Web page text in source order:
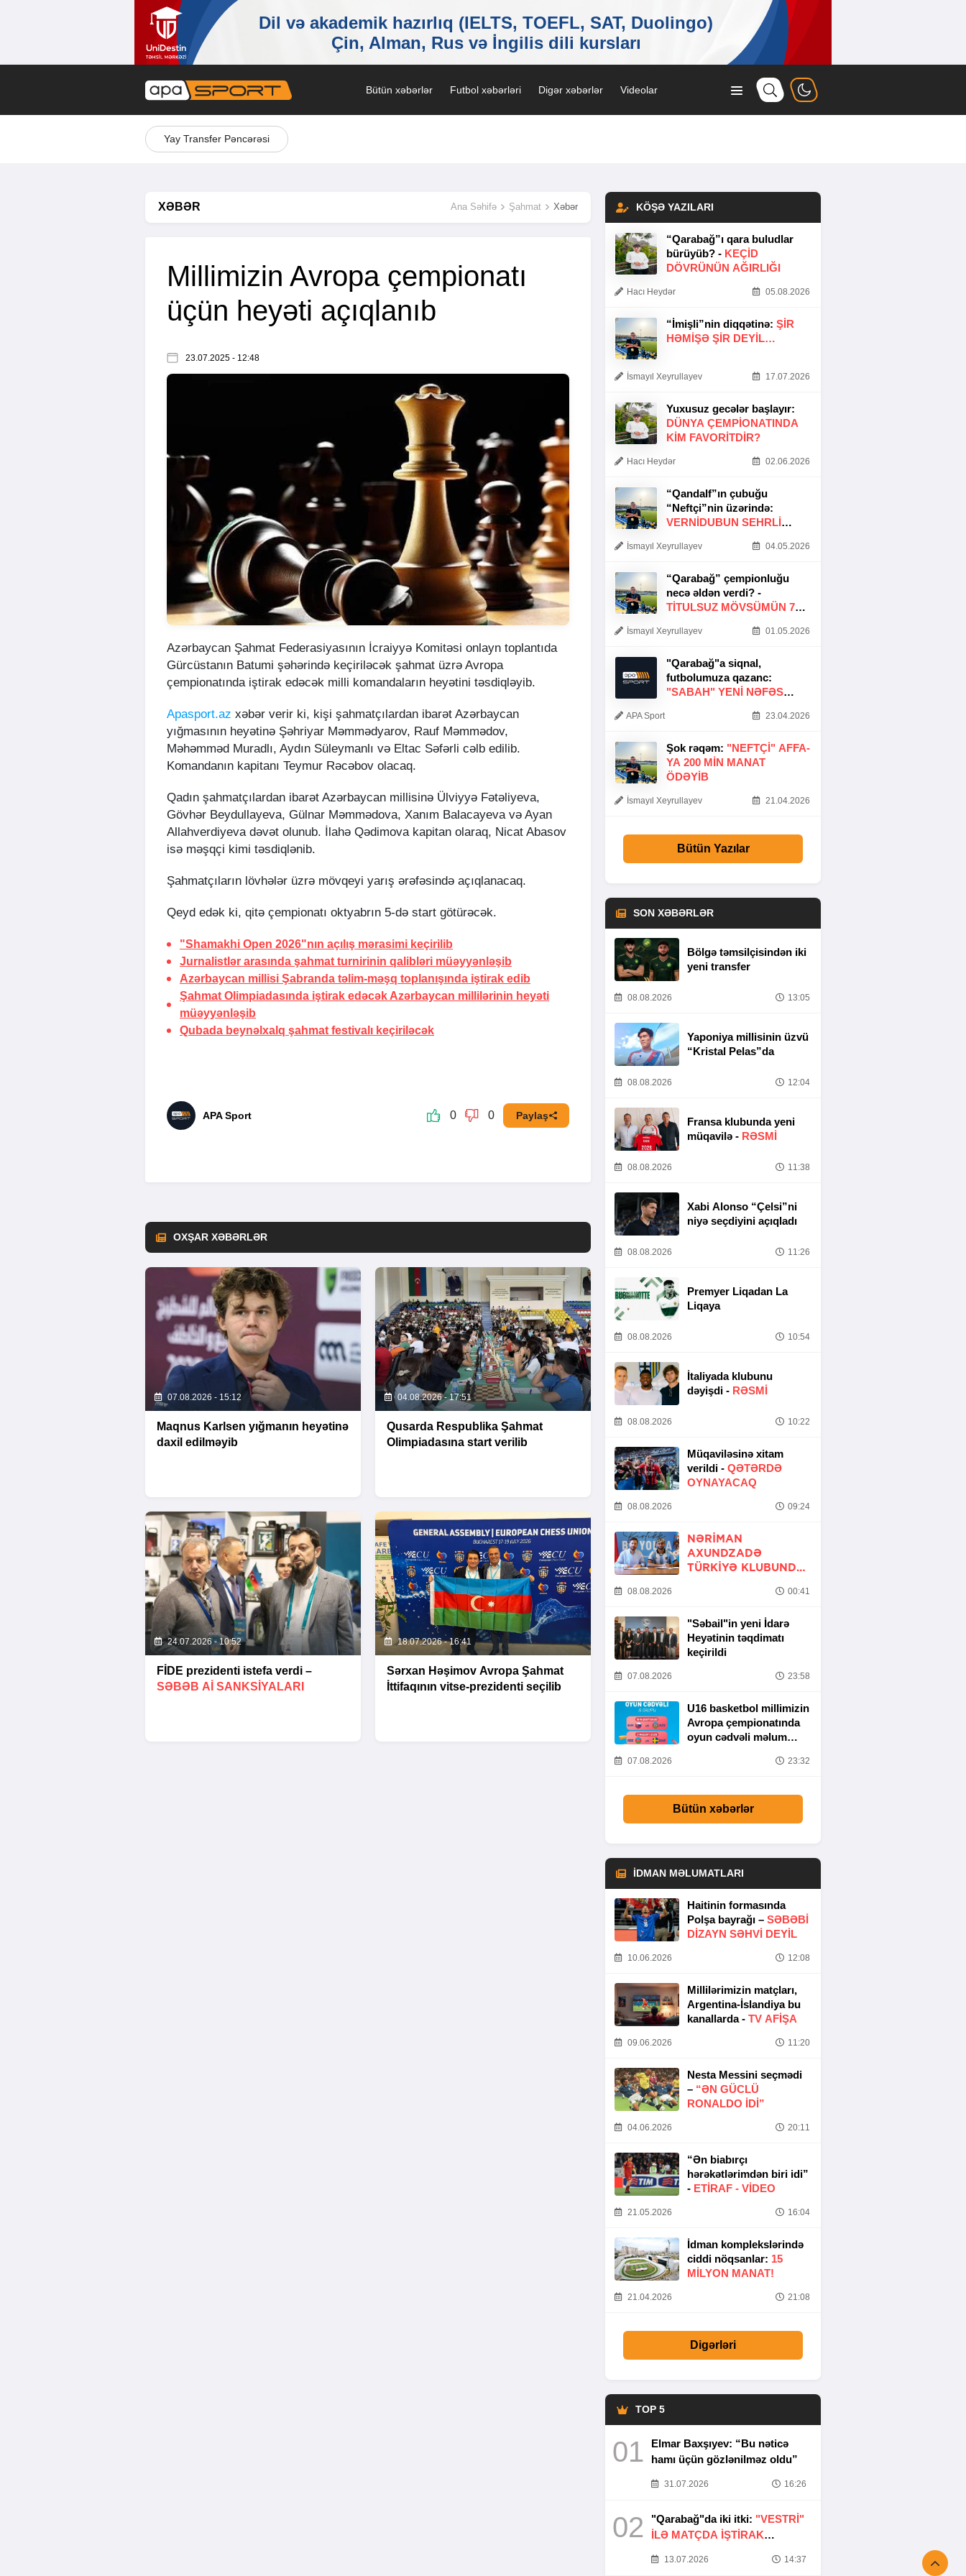
Bütün xəbərlər Futbol xəbərləri Digər xəbərlər Videolar
Yay Transfer Pəncərəsi
XƏBƏR Ana Səhifə Şahmat Xəbər
Millimizin Avropa çempionatı
üçün heyəti açıqlanıb
23.07.2025 - 12:48
Azərbaycan Şahmat Federasiyasının İcraiyyə Komitəsi onlayn toplantıda
Gürcüstanın Batumi şəhərində keçiriləcək şahmat üzrə Avropa
çempionatında iştirak edəcək milli komandaların heyətini təsdiqləyib.
Apasport.az xəbər verir ki, kişi şahmatçılardan ibarət Azərbaycan
yığmasının heyətinə Şəhriyar Məmmədyarov, Rauf Məmmədov,
Məhəmməd Muradlı, Aydın Süleymanlı və Eltac Səfərli cəlb edilib.
Komandanın kapitanı Teymur Rəcəbov olacaq.
Qadın şahmatçılardan ibarət Azərbaycan millisinə Ülviyyə Fətəliyeva,
Gövhər Beydullayeva, Gülnar Məmmədova, Xanım Balacayeva və Ayan
Allahverdiyeva dəvət olunub. İlahə Qədimova kapitan olaraq, Nicat Abasov
isə məşqçi kimi təsdiqlənib.
Şahmatçıların lövhələr üzrə mövqeyi yarış ərəfəsində açıqlanacaq.
Qeyd edək ki, qitə çempionatı oktyabrın 5-də start götürəcək.
"Shamakhi Open 2026"nın açılış mərasimi keçirilib
Jurnalistlər arasında şahmat turnirinin qalibləri müəyyənləşib
Azərbaycan millisi Şabranda təlim-məşq toplanışında iştirak edib
Şahmat Olimpiadasında iştirak edəcək Azərbaycan millilərinin heyəti
müəyyənləşib
Qubada beynəlxalq şahmat festivalı keçiriləcək
APA Sport 0 0 Paylaş
OXŞAR XƏBƏRLƏR
07.08.2026 - 15:12
Maqnus Karlsen yığmanın heyətinə
daxil edilməyib
04.08.2026 - 17:51
Qusarda Respublika Şahmat
Olimpiadasına start verilib
24.07.2026 - 10:52
FİDE prezidenti istefa verdi –
SƏBƏB Aİ SANKSIYALARI
18.07.2026 - 16:41
Sərxan Həşimov Avropa Şahmat
İttifaqının vitse-prezidenti seçilib
KÖŞƏ YAZILARI
“Qarabağ”ı qara buludlar
bürüyüb? - KEÇID
DÖVRÜNÜN AĞIRLIĞI
Hacı Heydər 05.08.2026
“İmişli”nin diqqətinə: ŞIR
HƏMIŞƏ ŞIR DEYIL…
İsmayıl Xeyrullayev 17.07.2026
Yuxusuz gecələr başlayır:
DÜNYA ÇEMPIONATINDA
KIM FAVORITDIR?
Hacı Heydər 02.06.2026
“Qandalf”ın çubuğu
“Neftçi”nin üzərində:
VERNİDUBUN SEHRLİ
İsmayıl Xeyrullayev 04.05.2026
“Qarabağ” çempionluğu
necə əldən verdi? -
TITULSUZ MÖVSÜMÜN 7
İsmayıl Xeyrullayev 01.05.2026
"Qarabağ"a siqnal,
futbolumuza qazanc:
"SABAH" YENI NƏFƏS
APA Sport 23.04.2026
Şok rəqəm: "NEFTÇI" AFFA-
YA 200 MIN MANAT
ÖDƏYIB
İsmayıl Xeyrullayev 21.04.2026
Bütün Yazılar
SON XƏBƏRLƏR
Bölgə təmsilçisindən iki
yeni transfer
08.08.2026 13:05
Yaponiya millisinin üzvü
“Kristal Pelas”da
08.08.2026 12:04
Fransa klubunda yeni
müqavilə - RƏSMİ
08.08.2026 11:38
Xabi Alonso “Çelsi”ni
niyə seçdiyini açıqladı
08.08.2026 11:26
Premyer Liqadan La
Liqaya
08.08.2026 10:54
İtaliyada klubunu
dəyişdi - RƏSMİ
08.08.2026 10:22
Müqaviləsinə xitam
verildi - QƏTƏRDƏ
OYNAYACAQ
08.08.2026 09:24
NƏRIMAN
AXUNDZADƏ
TÜRKIYƏ KLUBUNDA
08.08.2026 00:41
"Səbail"in yeni İdarə
Heyətinin təqdimatı
keçirildi
07.08.2026 23:58
U16 basketbol millimizin
Avropa çempionatında
oyun cədvəli məlum
07.08.2026 23:32
Bütün xəbərlər
İDMAN MƏLUMATLARI
Haitinin formasında
Polşa bayrağı – SƏBƏBI
DIZAYN SƏHVI DEYIL
10.06.2026 12:08
Millilərimizin matçları,
Argentina-İslandiya bu
kanallarda - TV AFİŞA
09.06.2026 11:20
Nesta Messini seçmədi
– “ƏN GÜCLÜ
RONALDO IDI”
04.06.2026 20:11
“Ən biabırçı
hərəkətlərimdən biri idi”
- ETIRAF - VİDEO
21.05.2026 16:04
İdman komplekslərində
ciddi nöqsanlar: 15
MILYON MANAT!
21.04.2026 21:08
Digərləri
TOP 5
01
Elmar Baxşıyev: “Bu nəticə
hamı üçün gözlənilməz oldu”
31.07.2026 16:26
02 "Qarabağ"da iki itki: "VESTRİ"
İLƏ MATÇDA İŞTİRAK
13.07.2026 14:37